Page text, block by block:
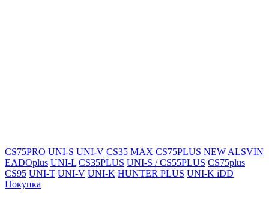
CS75PRO UNI-S UNI-V CS35 MAX CS75PLUS NEW ALSVIN
EADOplus UNI-L CS35PLUS UNI-S / CS55PLUS CS75plus
CS95 UNI-T UNI-V UNI-K HUNTER PLUS UNI-K iDD
Покупка